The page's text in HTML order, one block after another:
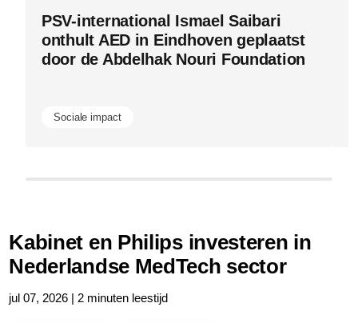
PSV-international Ismael Saibari
onthult AED in Eindhoven geplaatst
door de Abdelhak Nouri Foundation
Sociale impact
Kabinet en Philips investeren in
Nederlandse MedTech sector
jul 07, 2026 | 2 minuten leestijd